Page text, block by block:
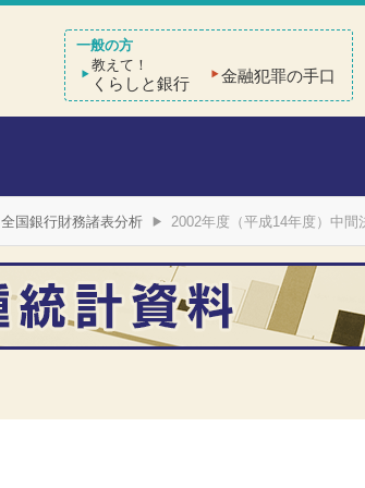
教えて！
くらしと銀行 金融犯罪の手口
全国銀行財務諸表分析 2002年度（平成14年度）中間